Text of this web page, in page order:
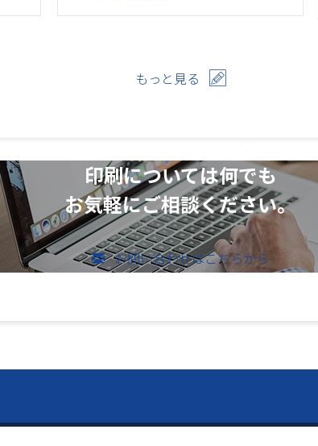
もっと見る
印刷については何でも
お気軽にご相談ください。
お問い合わせはこちらから